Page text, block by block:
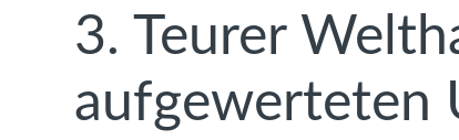
3. Teurer
aufgewerteten